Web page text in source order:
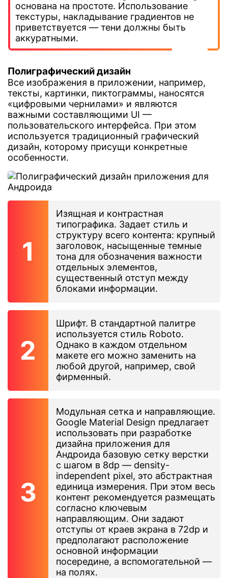
основана на простоте. Использование
текстуры, накладывание градиентов не
приветствуется — тени должны быть
аккуратными.
Полиграфический дизайн
Все изображения в приложении, например,
тексты, картинки, пиктограммы, наносятся
«цифровыми чернилами» и являются
важными составляющими UI —
пользовательского интерфейса. При этом
используется традиционный графический
дизайн, которому присущи конкретные
особенности.
Изящная и контрастная
типографика. Задает стиль и
структуру всего контента: крупный
заголовок, насыщенные темные
тона для обозначения важности
отдельных элементов,
существенный отступ между
блоками информации.
Шрифт. В стандартной палитре
используется стиль Roboto.
Однако в каждом отдельном
макете его можно заменить на
любой другой, например, свой
фирменный.
Модульная сетка и направляющие.
Google Material Design предлагает
использовать при разработке
дизайна приложения для
Андроида базовую сетку верстки
с шагом в 8dp — density-
independent pixel, это абстрактная
единица измерения. При этом весь
контент рекомендуется размещать
согласно ключевым
направляющим. Они задают
отступы от краев экрана в 72dp и
предполагают расположение
основной информации
посередине, а вспомогательной —
на полях.